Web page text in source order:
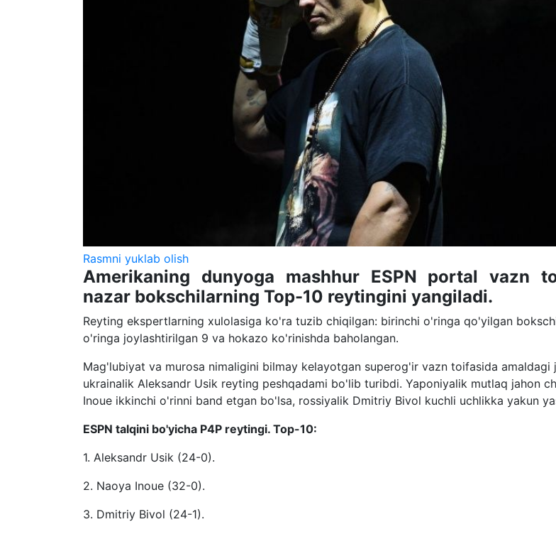
Rasmni yuklab olish
Amerikaning dunyoga mashhur ESPN portal vazn
nazar bokschilarning Top-10 reytingini yangiladi.
Reyting ekspertlarning xulolasiga ko'ra tuzib chiqilgan: birinchi o'ringa qo'yilgan
o'ringa joylashtirilgan 9 va hokazo ko'rinishda baholangan.
Mag'lubiyat va murosa nimaligini bilmay kelayotgan superog'ir vazn toifasida amaldagi
ukrainalik Aleksandr Usik reyting peshqadami bo'lib turibdi. Yaponiyalik mutlaq jahon
Inoue ikkinchi o'rinni band etgan bo'lsa, rossiyalik Dmitriy Bivol kuchli uchlikka
ESPN talqini bo'yicha P4P reytingi. Top-10:
1. Aleksandr Usik (24-0).
2. Naoya Inoue (32-0).
3. Dmitriy Bivol (24-1).